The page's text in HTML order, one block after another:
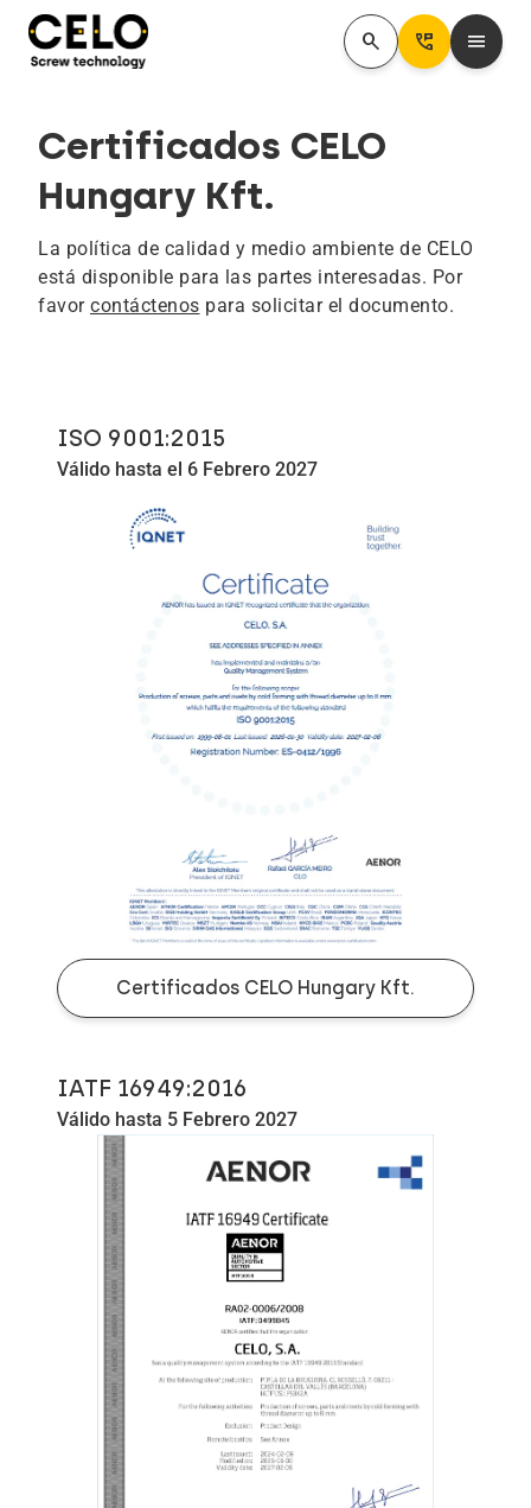
search Perm_Phone_Msg menu
Certificados CELO
Hungary Kft.
La política de calidad y medio ambiente de CELO
está disponible para las partes interesadas. Por
favor contáctenos para solicitar el documento.
ISO 9001:2015
Válido hasta el 6 Febrero 2027
Certificados CELO Hungary Kft.
IATF 16949:2016
Válido hasta 5 Febrero 2027